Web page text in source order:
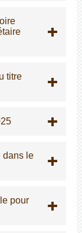
titre
dans le
pour